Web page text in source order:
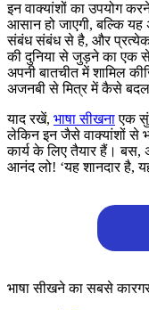
इन वाक्यांशों का उपयोग
आसान हो जाएगी, बल्कि यह
संबंध संबंध से है, और प्रत्येक
की दुनिया से जुड़ने का एक
अपनी बातचीत में शामिल
अजनबी से मित्र में कैसे
याद रखें, भाषा सीखनाएक
लेकिन इन जैसे वाक्यांशों
कार्य के लिए तैयार हैं।
आनंद लो! ‘यह शानदार है,
भाषा सीखने का सबसे